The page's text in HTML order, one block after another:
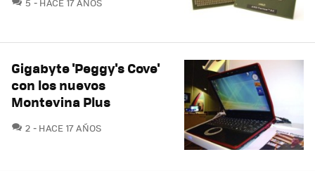
Gigabyte 'Peggy's Cove'
con los nuevos
Montevina Plus
2 COMENTARIOS
HACE 17 AÑOS